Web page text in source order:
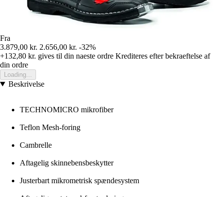
Fra
3.879,00 kr. 2.656,00 kr. -32%
+132,80 kr. gives til din naeste ordre Krediteres efter bekraeftelse af
din ordre
Loading...
Beskrivelse
TECHNOMICRO mikrofiber
Teflon Mesh-foring
Cambrelle
Aftagelig skinnebensbeskytter
Justerbart mikrometrisk spændesystem